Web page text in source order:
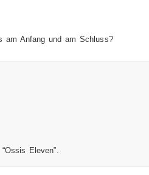
am Anfang und am Schluss?
Eleven”.